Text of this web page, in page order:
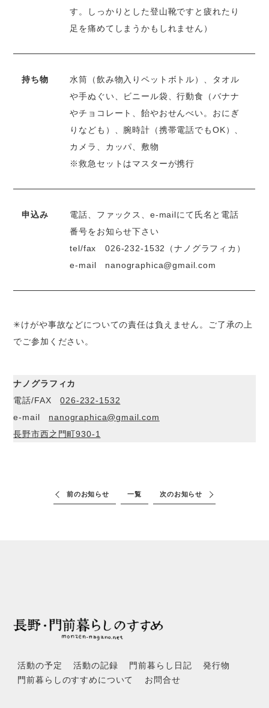
す。しっかりとした登山靴ですと疲れたり
足を痛めてしまうかもしれません）
持ち物
水筒（飲み物入りペットボトル）、タオル
や手ぬぐい、ビニール袋、行動食（バナナ
やチョコレート、飴やおせんべい。おにぎ
りなども）、腕時計（携帯電話でもOK）、
カメラ、カッパ、敷物
※救急セットはマスターが携行
申込み
電話、ファックス、e-mailにて氏名と電話
番号をお知らせ下さい
tel/fax026-232-1532
（ナノグラフィカ）
e-mail nanographica@gmail.com
✳︎けがや事故などについての責任は負えません。ご了承の上
でご参加ください。
ナノグラフィカ
電話/FAX026-232-1532
e-mail nanographica@gmail.com
長野市西之門町930-1
前のお知らせ 一覧 次のお知らせ
活動の予定 活動の記録 門前暮らし日記
発行物
門前暮らしのすすめについて
お問合せ